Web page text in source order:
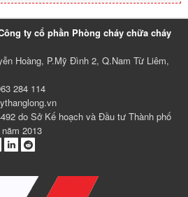
ty cổ phần Phòng cháy chữa cháy
Hoàng, P.Mỹ Đình 2, Q.Nam Từ Liêm,
284 114
do Sở Kế hoạch và Đầu tư Thành phố
2013